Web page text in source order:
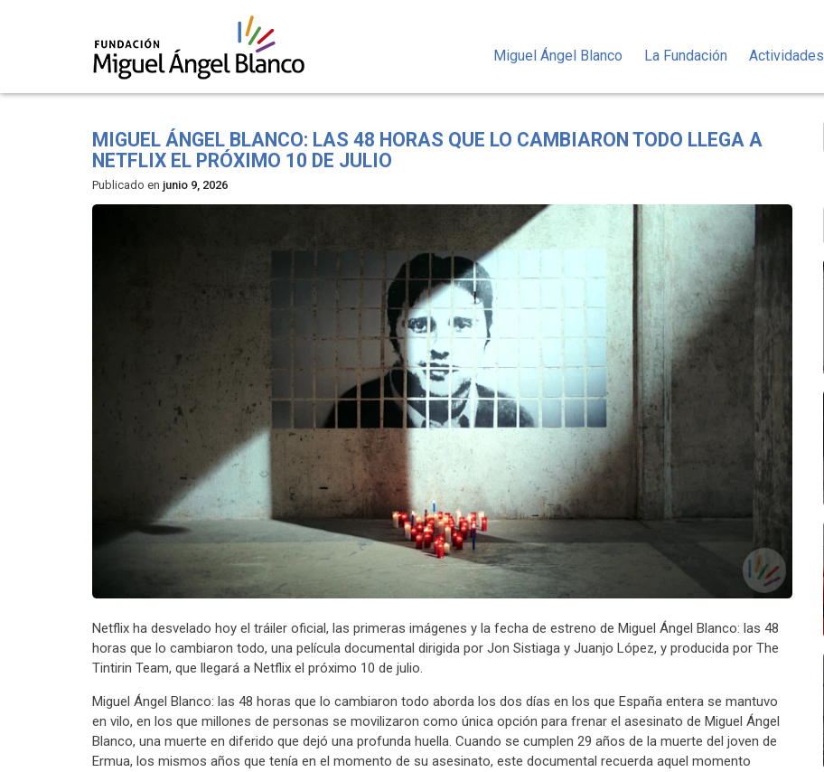
Miguel Ángel Blanco La Fundación Actividades
MIGUEL ÁNGEL BLANCO: LAS 48 HORAS QUE LO CAMBIARON TODO LLEGA A
NETFLIX EL PRÓXIMO 10 DE JULIO
Publicado en junio 9, 2026
Netflix ha desvelado hoy el tráiler oficial, las primeras imágenes y la fecha de estreno de Miguel Ángel Blanco: las 48
horas que lo cambiaron todo, una película documental dirigida por Jon Sistiaga y Juanjo López, y producida por The
Tintirin Team, que llegará a Netflix el próximo 10 de julio.
Miguel Ángel Blanco: las 48 horas que lo cambiaron todo aborda los dos días en los que España entera se mantuvo
en vilo, en los que millones de personas se movilizaron como única opción para frenar el asesinato de Miguel Ángel
Blanco, una muerte en diferido que dejó una profunda huella. Cuando se cumplen 29 años de la muerte del joven de
Ermua, los mismos años que tenía en el momento de su asesinato, este documental recuerda aquel momento